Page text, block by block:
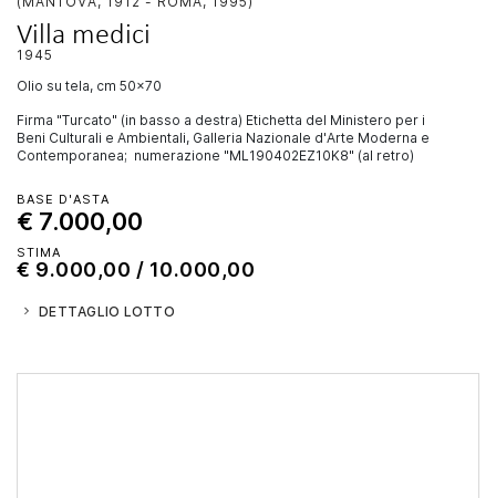
Villa medici
1945
olio su tela, cm 50x70
Firma "Turcato" (in basso a destra) Etichetta del Ministero per i
Beni Culturali e Ambientali, Galleria Nazionale d'Arte Moderna e
Contemporanea; numerazione "ML190402EZ10K8" (al retro)
BASE D'ASTA
€ 7.000,00
STIMA
€ 9.000,00 / 10.000,00
DETTAGLIO LOTTO